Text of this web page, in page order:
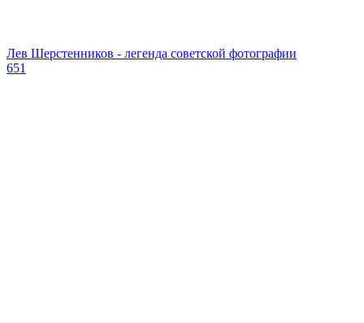
Лев Шерстенников - легенда советской фотографии
651